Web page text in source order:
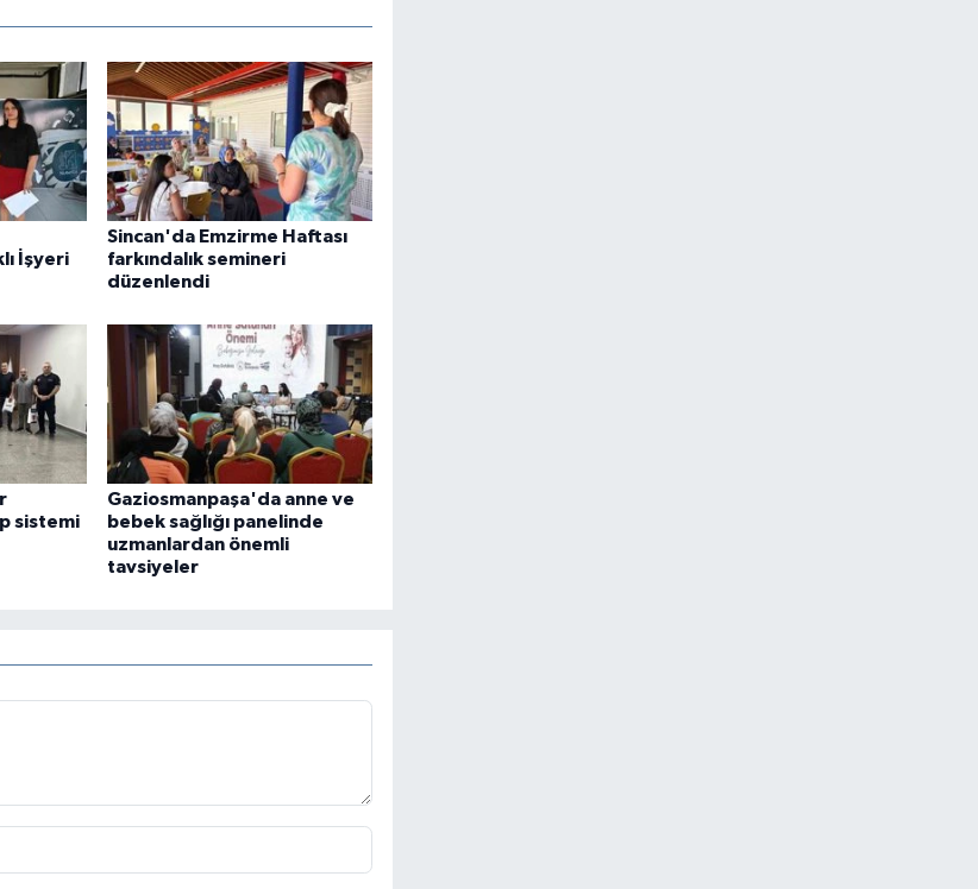
İşyeri
Sincan'da Emzirme Haftası
farkındalık semineri
düzenlendi
sistemi
Gaziosmanpaşa'da anne ve
bebek sağlığı panelinde
uzmanlardan önemli
tavsiyeler